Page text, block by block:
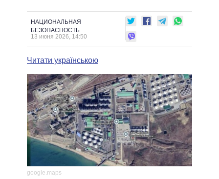
ГЛАВЫ ОБЛАДМИНИСТРАЦИЙ
МЭРЫ
ВСЕ ПЕРСОНЫ
ПОДДЕРЖАТЬ
СРАВНЕНИЕ ПОЛИТИКОВ
НАЦИОНАЛЬНАЯ
БЕЗОПАСНОСТЬ
13 июня 2026, 14:50
Читати українською
google.maps